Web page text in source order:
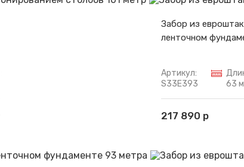
Забор из
ленточном
Артикул:
S33E393
63 м
217 890 р